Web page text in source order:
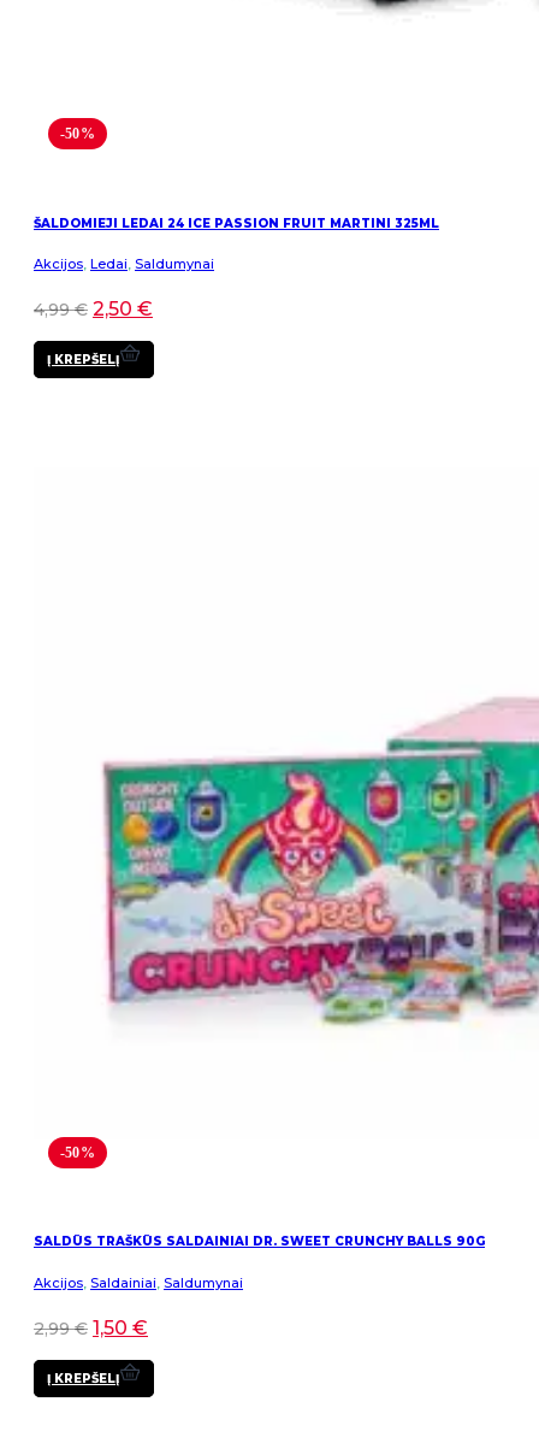
-50%
ŠALDOMIEJI LEDAI 24 ICE PASSION FRUIT MARTINI 325ML
Akcijos, Ledai, Saldumynai
4,99€ 2,50 €
Į KREPŠELĮ
-50%
SALDŪS TRAŠKŪS SALDAINIAI DR. SWEET CRUNCHY BALLS 90G
Akcijos Saldainiai Saldumynai
2,99€ 1,50 €
Į KREPŠELĮ